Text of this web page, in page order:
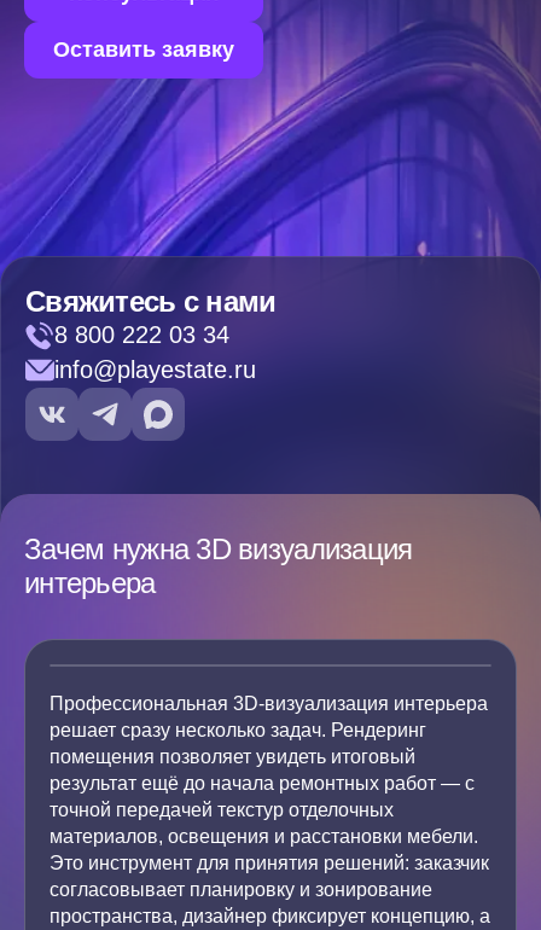
Оставить заявку
Свяжитесь с нами
8 800 222 03 34
info@playestate.ru
Зачем нужна 3D визуализация
интерьера
Профессиональная 3D-визуализация интерьера
решает сразу несколько задач. Рендеринг
помещения позволяет увидеть итоговый
результат ещё до начала ремонтных работ — с
точной передачей текстур отделочных
материалов, освещения и расстановки мебели.
Это инструмент для принятия решений: заказчик
согласовывает планировку и зонирование
пространства, дизайнер фиксирует концепцию, а